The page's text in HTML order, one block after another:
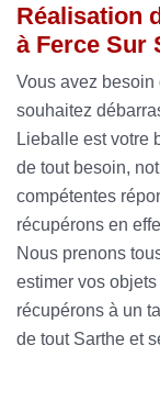
Réalisation
à Ferce Sur
Vous avez
souhaitez
Lieballe est votre
de tout besoin,
compétentes
récupérons en
Nous prenons
estimer vos
récupérons à un
de tout Sarthe et